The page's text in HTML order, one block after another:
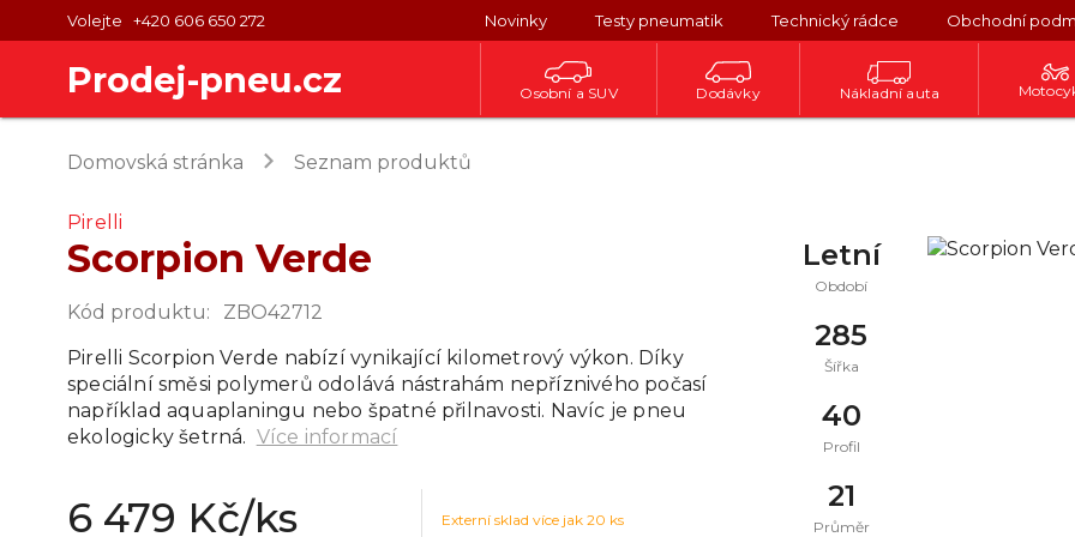
Volejte +420 606 650 272 Novinky Testy pneumatik Technický rádce Obchodní
Prodej-pneu.cz Osobní a SUV Dodávky Nákladní auta
Domovská stránka keyboard_arrow_right Seznam produktů
Pirelli
Scorpion Verde
Kód produktu:
ZBO42712
Pirelli Scorpion Verde nabízí vynikající kilometrový výkon. Díky
speciální směsi polymerů odolává nástrahám nepříznivého počasí
například aquaplaningu nebo špatné přilnavosti. Navíc je pneu
ekologicky šetrná. Více informací
6 479 Kč/ks Externí sklad více jak 20 ks
Letní
Období
285
Šířka
40
Profil
21
Průměr